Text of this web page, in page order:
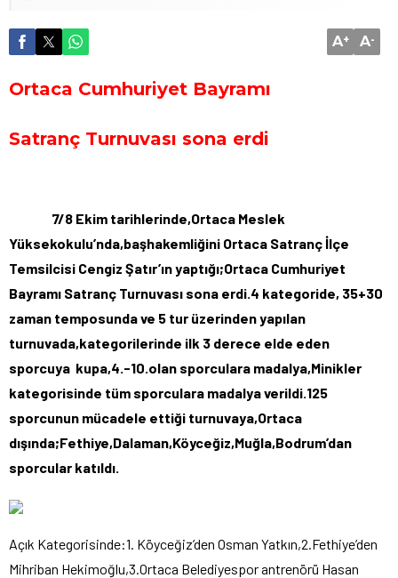
A+ A-
Ortaca Cumhuriyet Bayramı
Satranç Turnuvası sona erdi
7/8 Ekim tarihlerinde,Ortaca Meslek
Yüksekokulu’nda,başhakemliğini Ortaca Satranç İlçe
Temsilcisi Cengiz Şatır’ın yaptığı;Ortaca Cumhuriyet
Bayramı Satranç Turnuvası sona erdi.4 kategoride, 35+30
zaman temposunda ve 5 tur üzerinden yapılan
turnuvada,kategorilerinde ilk 3 derece elde eden
sporcuya kupa,4.-10.olan sporculara madalya,Minikler
kategorisinde tüm sporculara madalya verildi.125
sporcunun mücadele ettiği turnuvaya,Ortaca
dışında;Fethiye,Dalaman,Köyceğiz,Muğla,Bodrum’dan
sporcular katıldı.
Açık Kategorisinde:1. Köyceğiz’den Osman Yatkın,2.Fethiye’den
Mihriban Hekimoğlu,3.Ortaca Belediyespor antrenörü Hasan